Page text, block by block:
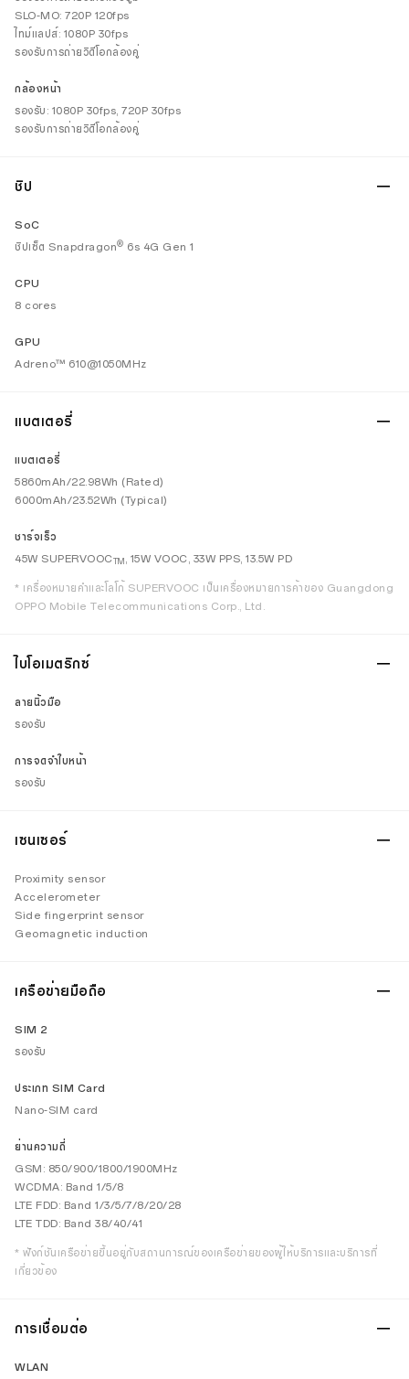
SLO-MO: 720P 120fps
ไทม์แลปส์: 1080P 30fps
รองรับการถ่ายวิดีโอกล้องคู่
กล้องหน้า
รองรับ: 1080P 30fps, 720P 30fps
รองรับการถ่ายวิดีโอกล้องคู่
ชิป
SoC
ชิปเซ็ต Snapdragon® 6s 4G Gen 1
CPU
8 cores
GPU
Adreno™ 610@1050MHz
แบตเตอรี่
แบตเตอรี่
5860mAh/22.98Wh (Rated)
6000mAh/23.52Wh (Typical)
ชาร์จเร็ว
45W SUPERVOOC TM , 15W VOOC, 33W PPS, 13.5W PD
* เครื่องหมายคำและโลโก้ SUPERVOOC เป็นเครื่องหมายการค้าของ Guangdong
OPPO Mobile Telecommunications Corp., Ltd.
ไบโอเมตริกซ์
ลายนิ้วมือ
รองรับ
การจดจำใบหน้า
รองรับ
เซนเซอร์
Proximity sensor
Accelerometer
Side fingerprint sensor
Geomagnetic induction
เครือข่ายมือถือ
SIM 2
รองรับ
ประเภท SIM Card
Nano-SIM card
ย่านความถี่
GSM: 850/900/1800/1900MHz
WCDMA: Band 1/5/8
LTE FDD: Band 1/3/5/7/8/20/28
LTE TDD: Band 38/40/41
* ฟังก์ชันเครือข่ายขึ้นอยู่กับสถานการณ์ของเครือข่ายของผู้ให้บริการและบริการที่
เกี่ยวข้อง
การเชื่อมต่อ
WLAN